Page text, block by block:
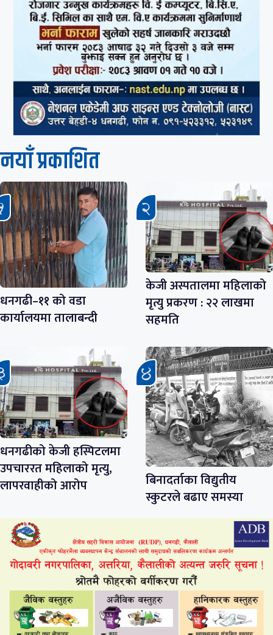
नयाँ प्रकाशित
धनगढी–११ को वडा
कार्यालयमा तालाबन्दी
केजी अस्पतालमा महिलाको
मृत्यु प्रकरण : २२ लाखमा
सहमति
धनगढीको केजी हस्पिटलमा
उपचाररत महिलाको मृत्यु,
लापरवाहीको आरोप
बिनादर्ताका विद्युतीय
स्कुटरले बढाए समस्या